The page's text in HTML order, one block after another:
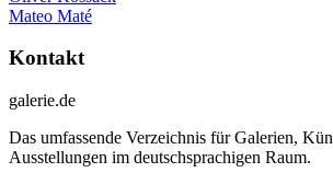
Mateo Maté
Kontakt
galerie.de
Das umfassende Verzeichnis für Galerien,
Ausstellungen im deutschsprachigen Raum.